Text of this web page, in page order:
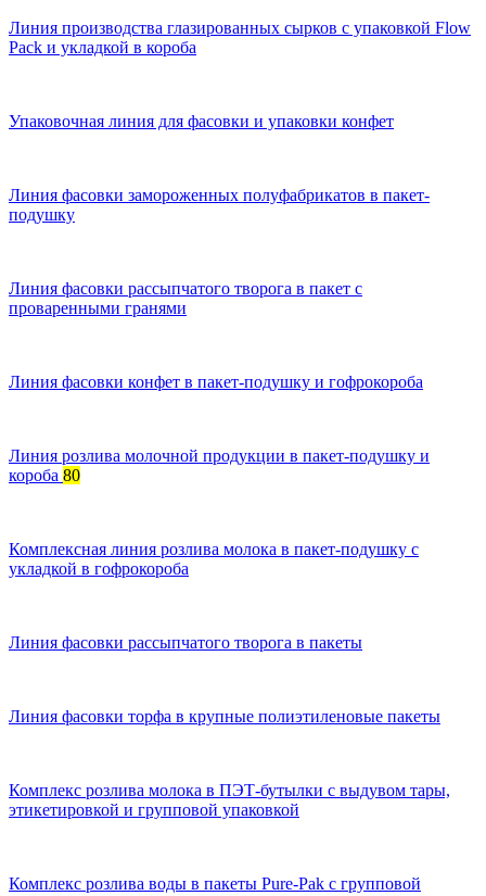
Линия производства глазированных сырков с упаковкой Flow
Pack и укладкой в короба
Упаковочная линия для фасовки и упаковки конфет
Линия фасовки замороженных полуфабрикатов в пакет-
подушку
Линия фасовки рассыпчатого творога в пакет с
проваренными гранями
Линия фасовки конфет в пакет-подушку и гофрокороба
Линия розлива молочной продукции в пакет-подушку и
короба 80
Комплексная линия розлива молока в пакет-подушку с
укладкой в гофрокороба
Линия фасовки рассыпчатого творога в пакеты
Линия фасовки торфа в крупные полиэтиленовые пакеты
Комплекс розлива молока в ПЭТ-бутылки с выдувом тары,
этикетировкой и групповой упаковкой
Комплекс розлива воды в пакеты Pure-Pak с групповой